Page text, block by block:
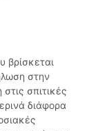
βρίσκεται
στην
σπιτικές
διάφορα